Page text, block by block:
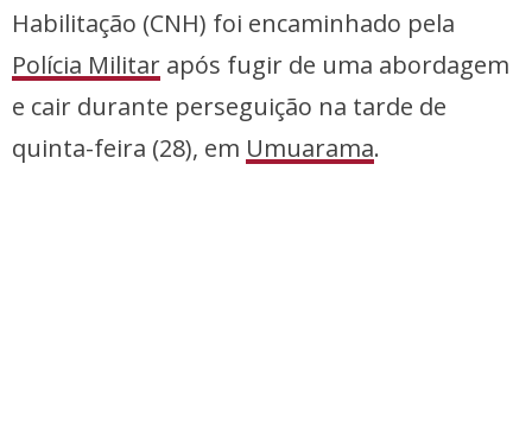
Habilitação (CNH) foi encaminhado pela
Polícia Militar após fugir de uma abordagem
e cair durante perseguição na tarde de
quinta-feira (28), em Umuarama.